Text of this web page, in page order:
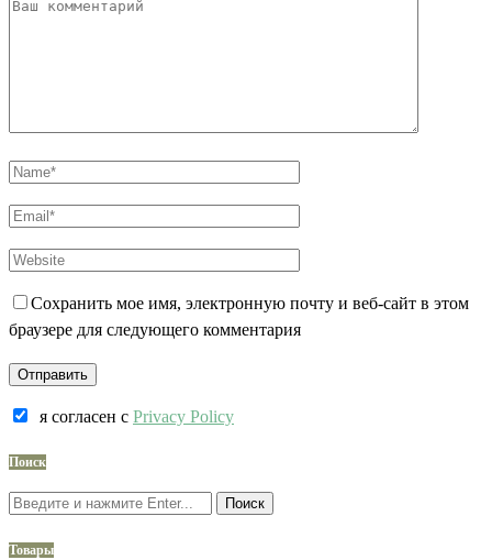
Сохранить мое имя, электронную почту и веб-сайт в этом
браузере для следующего комментария
я согласен c Privacy Policy
Поиск
Поиск
Товары